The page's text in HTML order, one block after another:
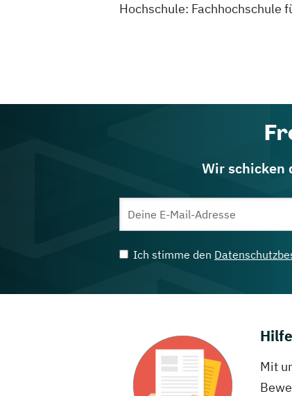
Hochschule: Fachhochschule
Wir schicken
Ich stimme den
Mit